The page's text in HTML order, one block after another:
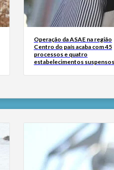
Operação da ASAE na região
Centro do país acaba com 45
processos e quatro
estabelecimentos suspensos